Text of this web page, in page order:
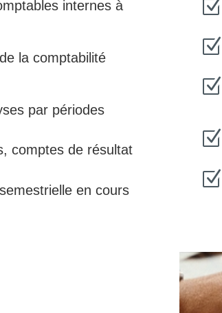
internes à
la comptabilité
par périodes
comptes de résultat
en cours
Z
Z
Z
Z
Z